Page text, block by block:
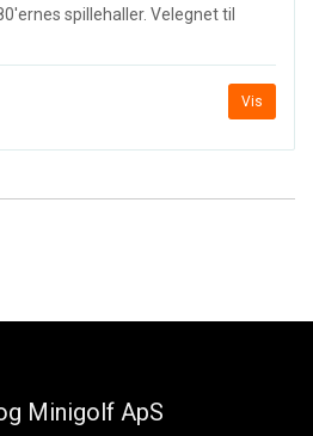
spillehaller. Velegnet til
Vis
Minigolf ApS